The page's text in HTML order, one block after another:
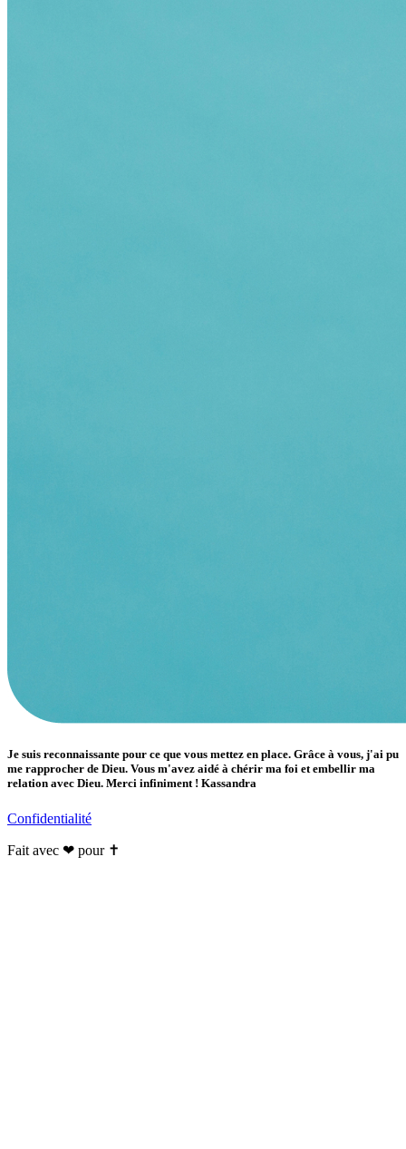
Je suis reconnaissante pour ce que vous mettez en place. Grâce à vous, j'ai pu
me rapprocher de Dieu. Vous m'avez aidé à chérir ma foi et embellir ma
relation avec Dieu. Merci infiniment ! Kassandra
Confidentialité
Fait avec ❤ pour ✝️️